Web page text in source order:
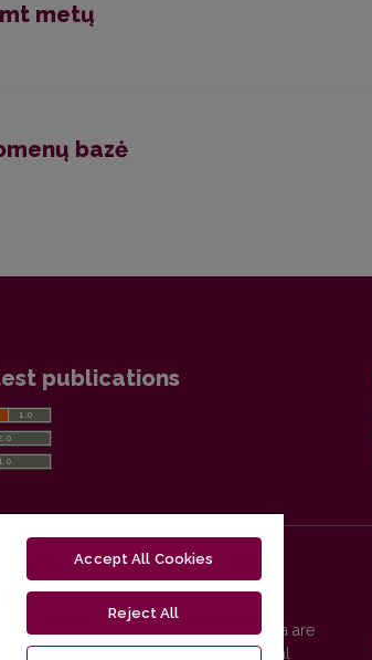
metų
bazė
publications
University Press platform and metadata are
by
Creative Commons International
Accept All Cookies
Reject All